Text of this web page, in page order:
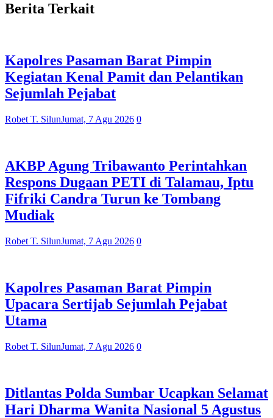
Berita Terkait
Kapolres Pasaman Barat Pimpin
Kegiatan Kenal Pamit dan Pelantikan
Sejumlah Pejabat
Robet T. SilunJumat, 7 Agu 2026 0
AKBP Agung Tribawanto Perintahkan
Respons Dugaan PETI di Talamau, Iptu
Fifriki Candra Turun ke Tombang
Mudiak
Robet T. SilunJumat, 7 Agu 2026 0
Kapolres Pasaman Barat Pimpin
Upacara Sertijab Sejumlah Pejabat
Utama
Robet T. SilunJumat, 7 Agu 2026 0
Ditlantas Polda Sumbar Ucapkan Selamat
Hari Dharma Wanita Nasional 5 Agustus